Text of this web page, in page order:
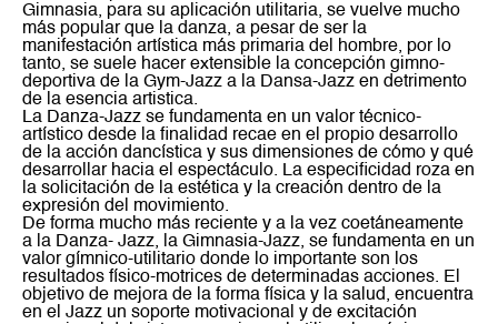
Gimnasia, para su aplicación utilitaria, se vuelve mucho
más popular que la danza, a pesar de ser la
manifestación artística más primaria del hombre, por lo
tanto, se suele hacer extensible la concepción gimno-
deportiva de la Gym-Jazz a la Dansa-Jazz en detrimento
de la esencia artistica.
La Danza-Jazz se fundamenta en un valor técnico-
artístico desde la finalidad recae en el propio desarrollo
de la acción dancística y sus dimensiones de cómo y qué
desarrollar hacia el espectáculo. La especificidad roza en
la solicitación de la estética y la creación dentro de la
expresión del movimiento.
De forma mucho más reciente y a la vez coetáneamente
a la Danza- Jazz, la Gimnasia-Jazz, se fundamenta en un
valor gímnico-utilitario donde lo importante son los
resultados físico-motrices de determinadas acciones. El
objetivo de mejora de la forma física y la salud, encuentra
en el Jazz un soporte motivacional y de excitación